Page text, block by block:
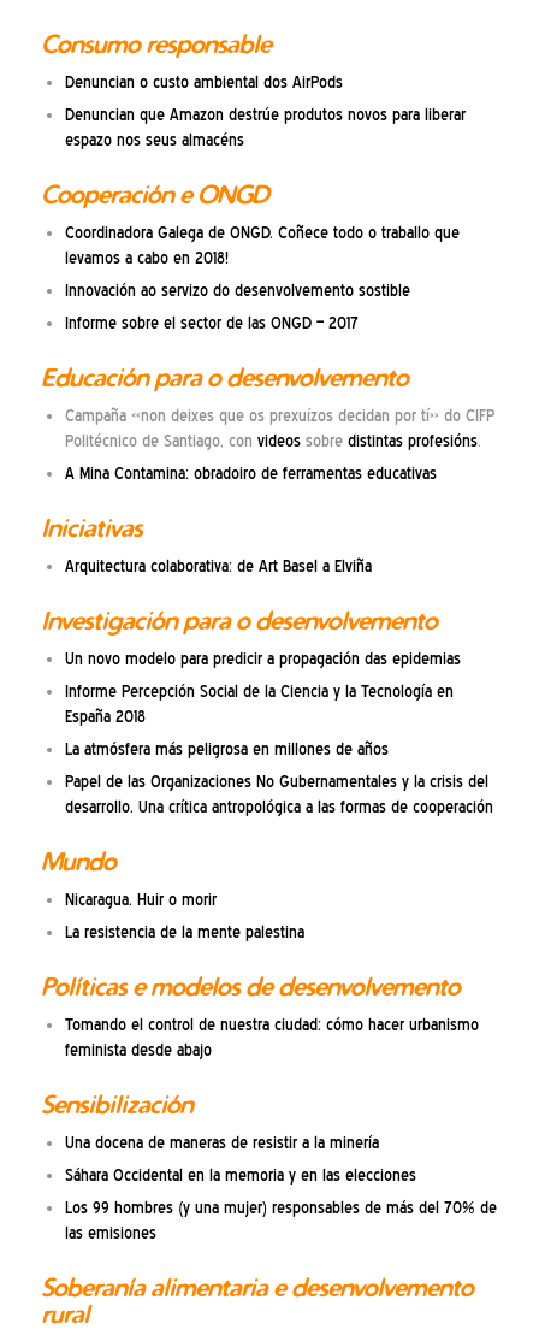
Consumo responsable
Denuncian o custo ambiental dos AirPods
Denuncian que Amazon destrúe produtos novos para liberar
espazo nos seus almacéns
Cooperación e ONGD
Coordinadora Galega de ONGD. Coñece todo o traballo que
levamos a cabo en 2018!
Innovación ao servizo do desenvolvemento sostible
Informe sobre el sector de las ONGD – 2017
Educación para o desenvolvemento
Campaña «non deixes que os prexuízos decidan por tí» do CIFP
Politécnico de Santiago, con videossobre distintas profesións.
A Mina Contamina: obradoiro de ferramentas educativas
Iniciativas
Arquitectura colaborativa: de Art Basel a Elviña
Investigación para o desenvolvemento
Un novo modelo para predicir a propagación das epidemias
Informe Percepción Social de la Ciencia y la Tecnología en
España 2018
La atmósfera más peligrosa en millones de años
Papel de las Organizaciones No Gubernamentales y la crisis del
desarrollo. Una crítica antropológica a las formas de cooperación
Mundo
Nicaragua. Huir o morir
La resistencia de la mente palestina
Políticas e modelos de desenvolvemento
Tomando el control de nuestra ciudad: cómo hacer urbanismo
feminista desde abajo
Sensibilización
Una docena de maneras de resistir a la minería
Sáhara Occidental en la memoria y en las elecciones
Los 99 hombres (y una mujer) responsables de más del 70% de
las emisiones
Soberanía alimentaria e desenvolvemento
rural